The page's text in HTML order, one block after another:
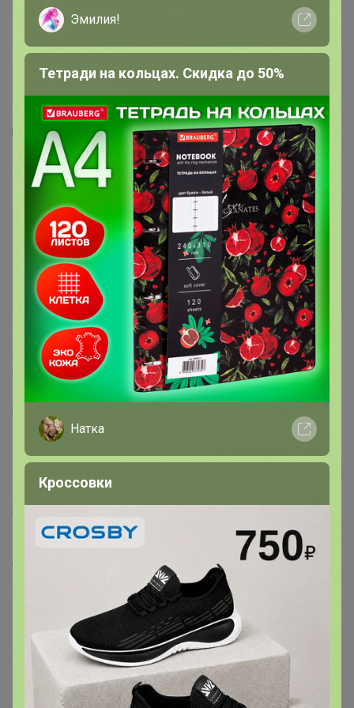
588 145
" ТЮРБАН ДЛЯ СУШКИ ВОЛОС" 280гр/м 88
225р
-29% 315р
Орг.
49,5р
Доставка
20р
Доставка ~ 24 дня с момента включения в
счет
После 1 сентября 2026 г.
Делая заказ, Вы подтверждаете что ознакомлены с
регламентом выкупа
и соглашаетесь сдоговором оферты.
Эмилия!
Покупают вместе
Эмилия!
Тетради на кольцах. Скидка до 50%
Натка
Кроссовки